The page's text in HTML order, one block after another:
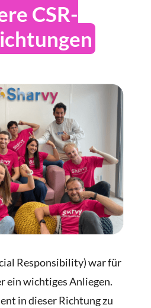
CSR-
Responsibility) war für
ein wichtiges Anliegen.
in dieser Richtung zu